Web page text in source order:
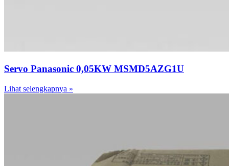
Servo Panasonic 0,05KW MSMD5AZG1U
Lihat selengkapnya »